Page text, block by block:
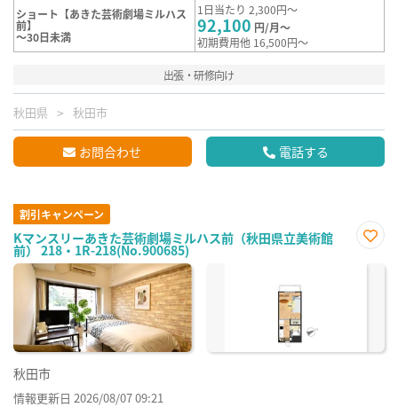
ショート【あきた芸術劇場ミルハス
前】
～30日未満
1日当たり 2,300円～
92,100 円/月～
初期費用他 16,500円～
出張・研修向け
秋田県 秋田市
お問合わせ 電話する
割引キャンペーン
Kマンスリーあきた芸術劇場ミルハス前（秋田県立美術館
前） 218・1R-218(No.900685)
に入
秋田市
情報更新日 2026/08/07 09:21